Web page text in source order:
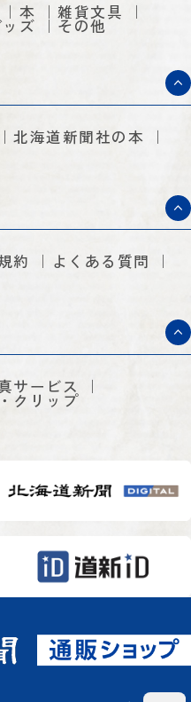
本 雑貨文具
ッズ その他
北海道新聞社の本
約 よくある質問
サービス
クリップ